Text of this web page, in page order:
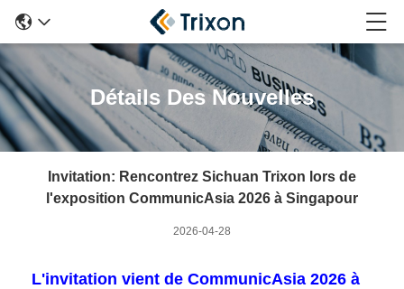
Détails Des Nouvelles
Invitation: Rencontrez Sichuan Trixon lors de
l'exposition CommunicAsia 2026 à Singapour
2026-04-28
L'invitation vient de CommunicAsia 2026 à